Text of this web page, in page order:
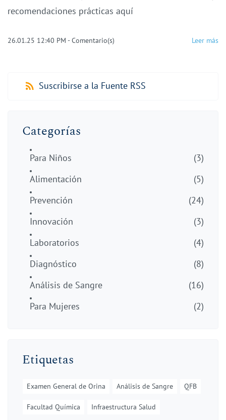
recomendaciones prácticas aquí
26.01.25 12:40 PM -Comentario(s) Leer más
Suscribirse a la Fuente RSS
Categorías
Para Niños
(3)
Alimentación
(5)
Prevención
(24)
Innovación
(3)
Laboratorios
(4)
Diagnóstico
(8)
Análisis de Sangre
(16)
Para Mujeres
(2)
Etiquetas
Examen General de Orina Análisis de Sangre QFB
Facultad Química Infraestructura Salud